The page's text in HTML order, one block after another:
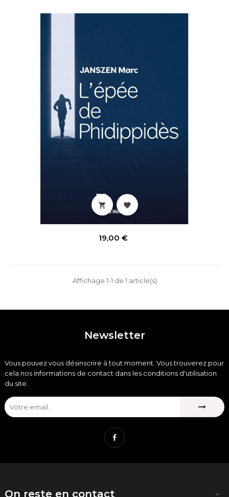
 
Prix
19,00 €
Affichage 1-1 de 1 article(s)
Newsletter
Vous pouvez vous désinscrire à tout moment. Vous trouverez pour
cela nos informations de contact dans les conditions d'utilisation
du site.
Facebook
On reste en contact 